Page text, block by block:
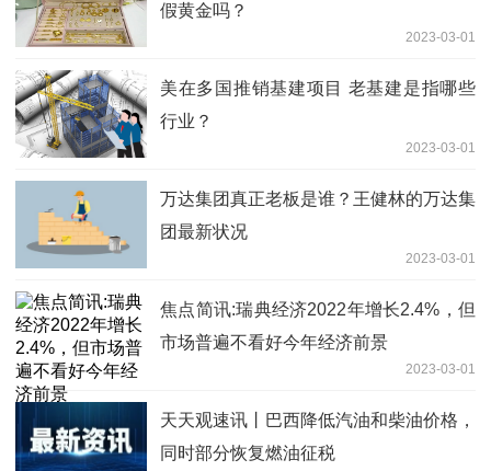
假黄金吗？
2023-03-01
美在多国推销基建项目 老基建是指哪些
行业？
2023-03-01
万达集团真正老板是谁？王健林的万达集
团最新状况
2023-03-01
焦点简讯:瑞典经济2022年增长2.4%，但
市场普遍不看好今年经济前景
2023-03-01
天天观速讯丨巴西降低汽油和柴油价格，
同时部分恢复燃油征税